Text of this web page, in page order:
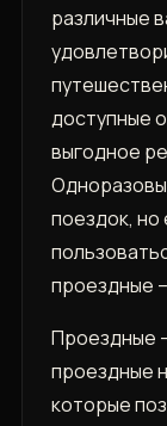
различные
доступные
выгодное
поездок‚
проездные
Проездные
проездные
которые